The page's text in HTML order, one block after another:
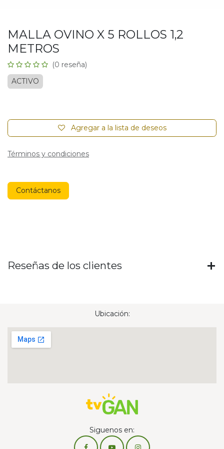
MALLA OVINO X 5 ROLLOS 1,2
METROS
(0 reseña)
ACTIVO
Agregar a la lista de deseos
Términos y condiciones
Contáctanos
Reseñas de los clientes
Ubicación:
Siguenos en: